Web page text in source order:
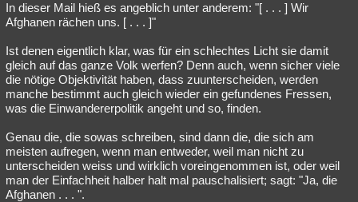
In dieser Mail hieß es angeblich unter anderem: "[ . . . ] Wir
Afghanen rächen uns. [ . . . ]"
Ist denen eigentlich klar, was für ein schlechtes Licht sie damit
gleich auf das ganze Volk werfen? Denn auch, wenn sicher viele
die nötige Objektivität haben, dass zuunterscheiden, werden
manche bestimmt auch gleich wieder ein gefundenes Fressen,
was die Einwandererpolitik angeht und so, finden.
Genau die, die sowas schreiben, sind dann die, die sich am
meisten aufregen, wenn man entweder, weil man nicht zu
unterscheiden weiss und wirklich voreingenommen ist, oder weil
man der Einfachheit halber halt mal pauschalisiert; sagt: "Ja, die
Afghanen . . . ".